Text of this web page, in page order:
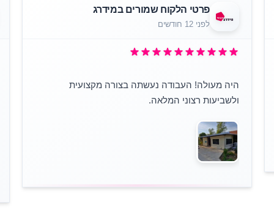
פרטי הלקוח שמורים במידרג
לפני 12 חודשים
היה מעולה! העבודה נעשתה בצורה מקצועית
ולשביעות רצוני המלאה.